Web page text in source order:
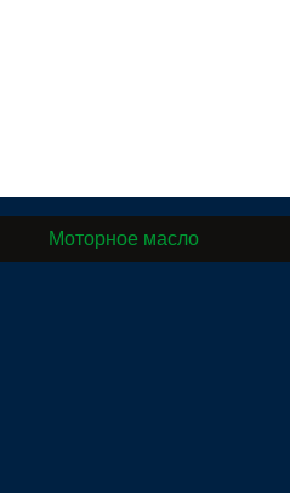
Моторное масло